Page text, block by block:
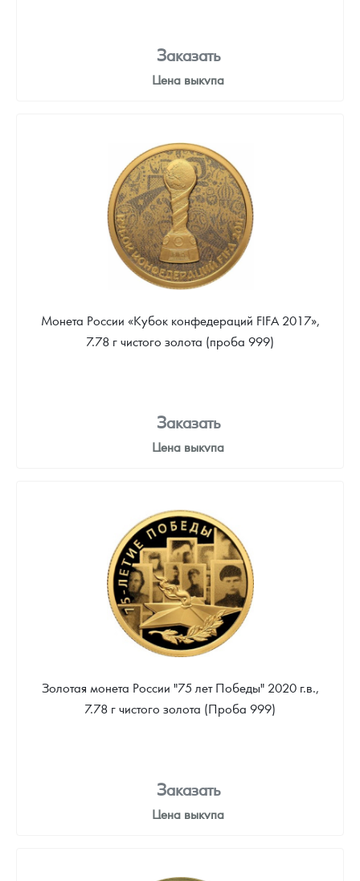
Заказать
Цена выкупа
Монета России «Кубок конфедераций FIFA 2017»,
7.78 г чистого золота (проба 999)
Заказать
Цена выкупа
Золотая монета России "75 лет Победы" 2020 г.в.,
7.78 г чистого золота (Проба 999)
Заказать
Цена выкупа